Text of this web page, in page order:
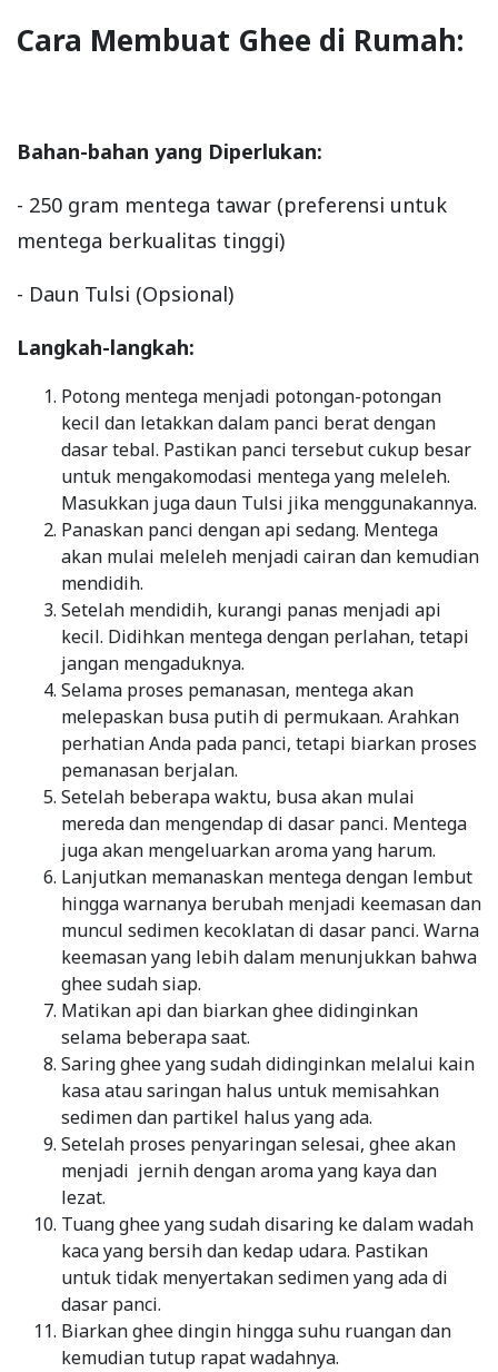
Cara Membuat Ghee di Rumah:
Bahan-bahan yang Diperlukan:
- 250 gram mentega tawar (preferensi untuk
mentega berkualitas tinggi)
- Daun Tulsi (Opsional)
Langkah-langkah:
Potong mentega menjadi potongan-potongan
kecil dan letakkan dalam panci berat dengan
dasar tebal. Pastikan panci tersebut cukup besar
untuk mengakomodasi mentega yang meleleh.
Masukkan juga daun Tulsi jika menggunakannya.
Panaskan panci dengan api sedang. Mentega
akan mulai meleleh menjadi cairan dan kemudian
mendidih.
Setelah mendidih, kurangi panas menjadi api
kecil. Didihkan mentega dengan perlahan, tetapi
jangan mengaduknya.
Selama proses pemanasan, mentega akan
melepaskan busa putih di permukaan. Arahkan
perhatian Anda pada panci, tetapi biarkan proses
pemanasan berjalan.
Setelah beberapa waktu, busa akan mulai
mereda dan mengendap di dasar panci. Mentega
juga akan mengeluarkan aroma yang harum.
Lanjutkan memanaskan mentega dengan lembut
hingga warnanya berubah menjadi keemasan dan
muncul sedimen kecoklatan di dasar panci. Warna
keemasan yang lebih dalam menunjukkan bahwa
ghee sudah siap.
Matikan api dan biarkan ghee didinginkan
selama beberapa saat.
Saring ghee yang sudah didinginkan melalui kain
kasa atau saringan halus untuk memisahkan
sedimen dan partikel halus yang ada.
Setelah proses penyaringan selesai, ghee akan
menjadi jernih dengan aroma yang kaya dan
lezat.
Tuang ghee yang sudah disaring ke dalam wadah
kaca yang bersih dan kedap udara. Pastikan
untuk tidak menyertakan sedimen yang ada di
dasar panci.
Biarkan ghee dingin hingga suhu ruangan dan
kemudian tutup rapat wadahnya.